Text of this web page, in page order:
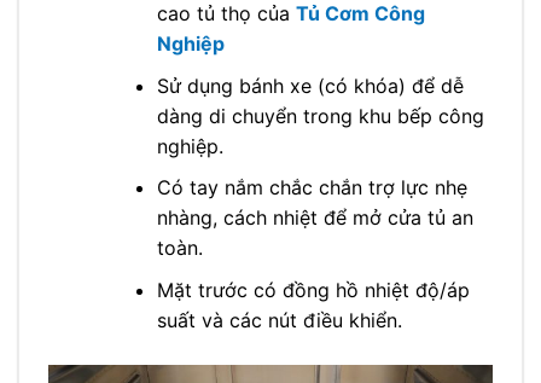
cao tủ thọ của Tủ Cơm Công
Nghiệp
Sử dụng bánh xe (có khóa) để dễ
dàng di chuyển trong khu bếp công
nghiệp.
Có tay nắm chắc chắn trợ lực nhẹ
nhàng, cách nhiệt để mở cửa tủ an
toàn.
Mặt trước có đồng hồ nhiệt độ/áp
suất và các nút điều khiển.